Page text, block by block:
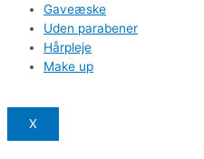
Gaveæske
Uden parabener
Hårpleje
Make up
X